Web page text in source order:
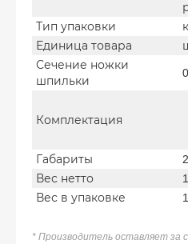
Тип упаковки
Единица товара
Сечение ножки
шпильки
Комплектация
Габариты
Вес нетто
Вес в упаковке
* Производитель оставляет за